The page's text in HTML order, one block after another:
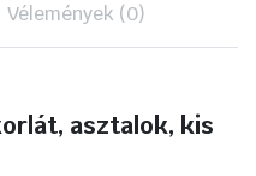
Vélemények (0)
asztalok, kis